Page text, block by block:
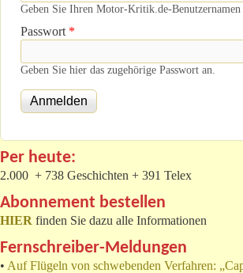
Geben Sie Ihren Motor-Kritik.de-Benutzernamen
Passwort *
Geben Sie hier das zugehörige Passwort an.
Per heute:
2.000 + 738 Geschichten + 391 Telex
Abonnement bestellen
HIER finden Sie dazu alle Informationen
Fernschreiber-Meldungen
• Auf Flügeln von schwebenden Verfahren: